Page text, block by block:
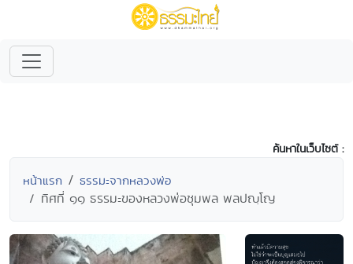
ค้นหาในเว็บไซต์ :
หน้าแรก ธรรมะจากหลวงพ่อ
ทิศที่ ๑๑ ธรรมะของหลวงพ่อชุมพล พลปญฺโญ